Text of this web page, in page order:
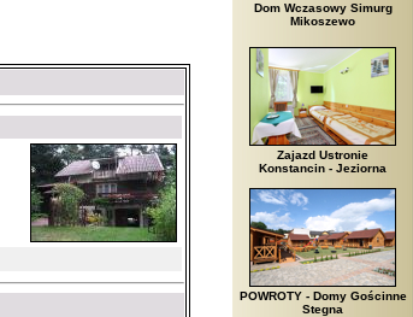
Dom Wczasowy Simurg
Mikoszewo
Zajazd Ustronie
Konstancin - Jeziorna
POWROTY - Domy Gościnne
Stegna